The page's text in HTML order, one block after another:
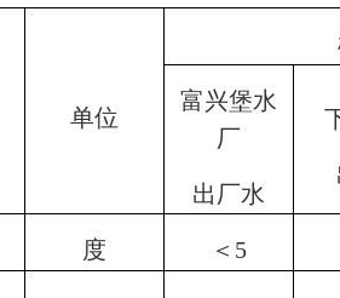
单位
富兴堡水
厂
出厂水
度 ＜ 5